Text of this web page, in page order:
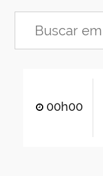
00h00